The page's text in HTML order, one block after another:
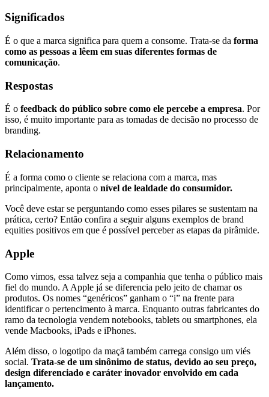
Significados
É o que a marca significa para quem a consome. Trata-se da forma
como as pessoas a lêem em suas diferentes formas de
comunicação.
Respostas
É o feedback do público sobre como ele percebe a empresa. Por
isso, é muito importante para as tomadas de decisão no processo de
branding.
Relacionamento
É a forma como o cliente se relaciona com a marca, mas
principalmente, aponta o nível de lealdade do consumidor.
Você deve estar se perguntando como esses pilares se sustentam na
prática, certo? Então confira a seguir alguns exemplos de brand
equities positivos em que é possível perceber as etapas da pirâmide.
Apple
Como vimos, essa talvez seja a companhia que tenha o público mais
fiel do mundo. A Apple já se diferencia pelo jeito de chamar os
produtos. Os nomes “genéricos” ganham o “i” na frente para
identificar o pertencimento à marca. Enquanto outras fabricantes do
ramo da tecnologia vendem notebooks, tablets ou smartphones, ela
vende Macbooks, iPads e iPhones.
Além disso, o logotipo da maçã também carrega consigo um viés
social. Trata-se de um sinônimo de status, devido ao seu preço,
design diferenciado e caráter inovador envolvido em cada
lançamento.